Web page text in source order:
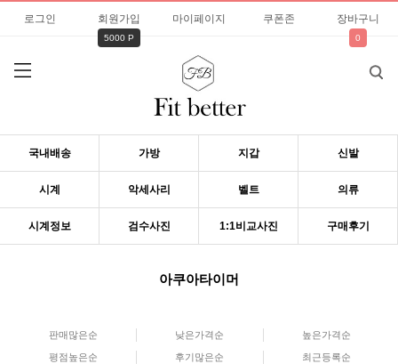
로그인 회원가입
5000 P
마이페이지 쿠폰존 장바구니
0
국내배송 가방 지갑 신발
시계 악세사리 벨트 의류
시계정보 검수사진 1:1비교사진 구매후기
아쿠아타이머
판매많은순 낮은가격순 높은가격순
평점높은순 후기많은순 최근등록순